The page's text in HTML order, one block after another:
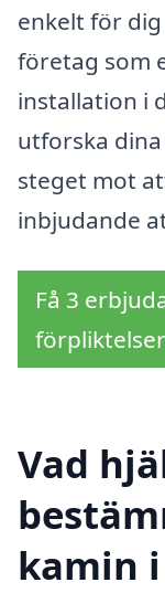
enkelt för
företag som
installation i
utforska
steget mot
inbjudande
Få 3
förpliktelser
Vad
kamin